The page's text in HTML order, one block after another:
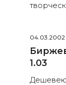
04.03.2002
1.03